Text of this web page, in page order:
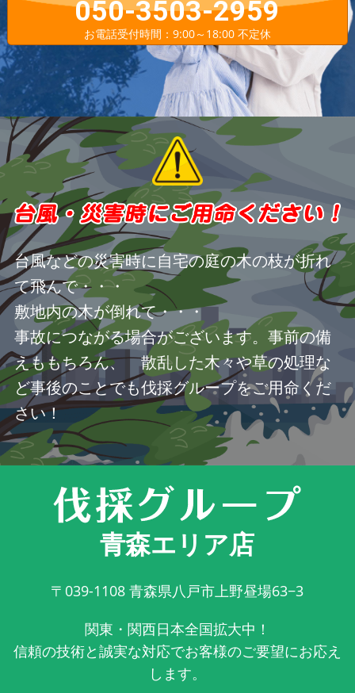
050-3503-2959
お電話受付時間：9:00～18:00 不定休
台風などの災害時に自宅の庭の木の枝が折れ
て飛んで・・・
敷地内の木が倒れて・・・
事故につながる場合がございます。事前の備
えももちろん、 散乱した木々や草の処理な
ど事後のことでも伐採グループをご用命くだ
さい！
青森エリア店
〒039-1108 青森県八戸市上野昼場63−3
関東・関西日本全国拡大中！
信頼の技術と誠実な対応でお客様のご要望にお応え
します。